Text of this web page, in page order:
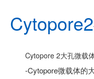
Cytopore 2大孔微载
-Cytopore微载体的